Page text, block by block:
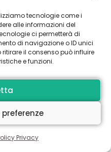
tecnologie come i
alle informazioni del
ci permetterà di
di navigazione o ID unici
il consenso può influire
e funzioni.
Privacy
&
2025